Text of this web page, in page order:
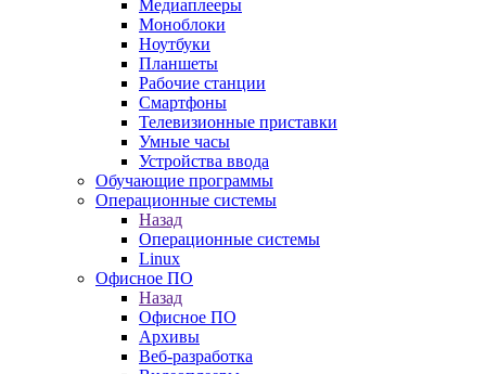
Медиаплееры
Моноблоки
Ноутбуки
Планшеты
Рабочие станции
Смартфоны
Телевизионные приставки
Умные часы
Устройства ввода
Обучающие программы
Операционные системы
Назад
Операционные системы
Linux
Офисное ПО
Назад
Офисное ПО
Архивы
Веб-разработка